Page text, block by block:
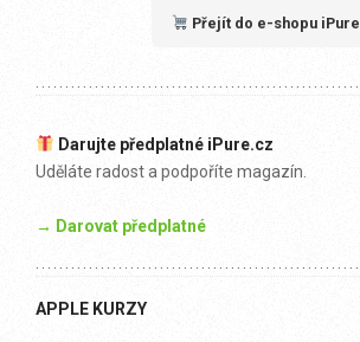
Přejít do e-shopu iPure
Darujte předplatné iPure.cz
Uděláte radost a podpoříte magazín.
→ Darovat předplatné
APPLE KURZY